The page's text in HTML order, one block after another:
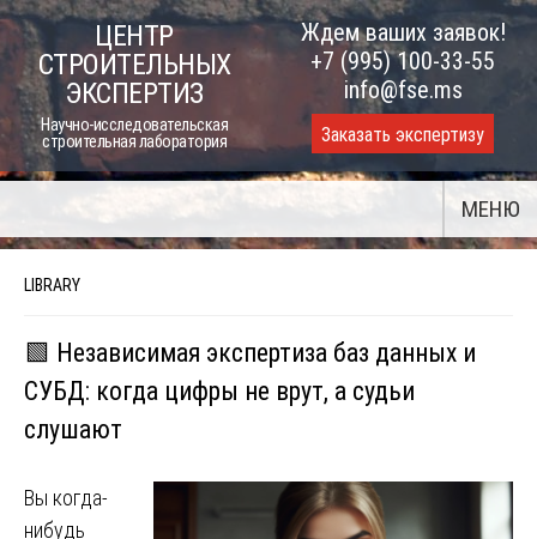
Skip
to
content
ЦЕНТР
СТРОИТЕЛЬНЫХ
ЭКСПЕРТИЗ
Научно-исследовательская
строительная лаборатория
Ждем ваших заявок!
+7 (995) 100-33-55
info@fse.ms
Заказать экспертизу
МЕНЮ
LIBRARY
🟩 Независимая экспертиза баз данных и
СУБД: когда цифры не врут, а судьи
слушают
Вы когда-
нибудь